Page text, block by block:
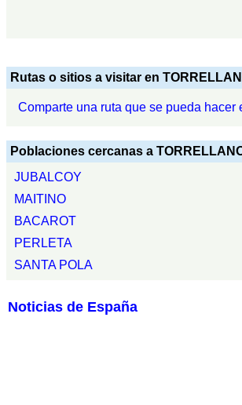
Rutas o sitios a visitar en
Comparte una ruta que se pueda hacer
Poblaciones cercanas a
JUBALCOY
MAITINO
BACAROT
PERLETA
SANTA POLA
Noticias de España